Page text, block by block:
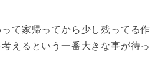
て家帰ってから少し残ってる作
えるという一番大きな事が待っ